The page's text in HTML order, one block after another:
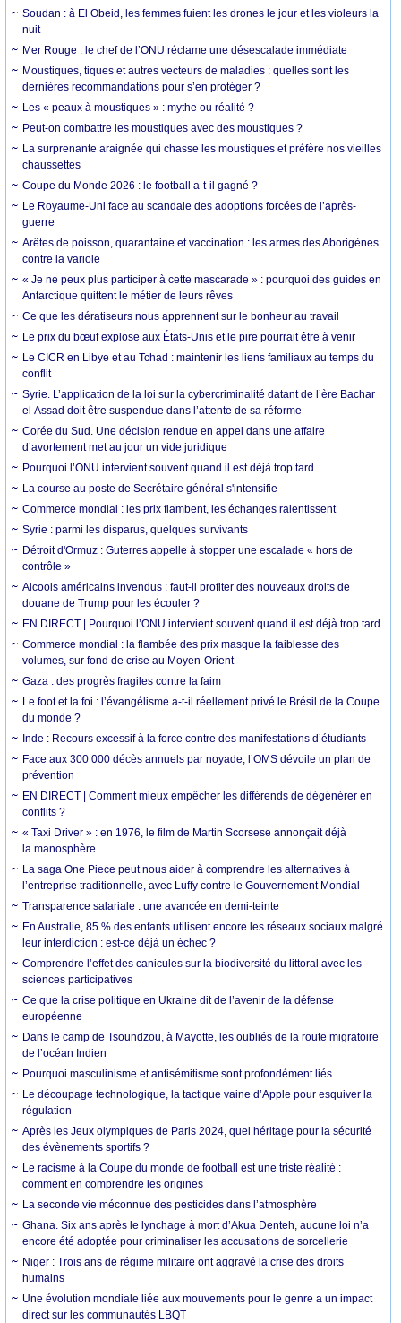
Soudan : à El Obeid, les femmes fuient les drones le jour et les violeurs la
nuit
Mer Rouge : le chef de l’ONU réclame une désescalade immédiate
Moustiques, tiques et autres vecteurs de maladies : quelles sont les
dernières recommandations pour s’en protéger ?
Les « peaux à moustiques » : mythe ou réalité ?
Peut-on combattre les moustiques avec des moustiques ?
La surprenante araignée qui chasse les moustiques et préfère nos vieilles
chaussettes
Coupe du Monde 2026 : le football a-t-il gagné ?
Le Royaume-Uni face au scandale des adoptions forcées de l’après-
guerre
Arêtes de poisson, quarantaine et vaccination : les armes des Aborigènes
contre la variole
« Je ne peux plus participer à cette mascarade » : pourquoi des guides en
Antarctique quittent le métier de leurs rêves
Ce que les dératiseurs nous apprennent sur le bonheur au travail
Le prix du bœuf explose aux États-Unis et le pire pourrait être à venir
Le CICR en Libye et au Tchad : maintenir les liens familiaux au temps du
conflit
Syrie. L’application de la loi sur la cybercriminalité datant de l’ère Bachar
el Assad doit être suspendue dans l’attente de sa réforme
Corée du Sud. Une décision rendue en appel dans une affaire
d’avortement met au jour un vide juridique
Pourquoi l’ONU intervient souvent quand il est déjà trop tard
La course au poste de Secrétaire général s'intensifie
Commerce mondial : les prix flambent, les échanges ralentissent
Syrie : parmi les disparus, quelques survivants
Détroit d'Ormuz : Guterres appelle à stopper une escalade « hors de
contrôle »
Alcools américains invendus : faut-il profiter des nouveaux droits de
douane de Trump pour les écouler ?
EN DIRECT | Pourquoi l’ONU intervient souvent quand il est déjà trop tard
Commerce mondial : la flambée des prix masque la faiblesse des
volumes, sur fond de crise au Moyen-Orient
Gaza : des progrès fragiles contre la faim
Le foot et la foi : l’évangélisme a-t-il réellement privé le Brésil de la Coupe
du monde ?
Inde : Recours excessif à la force contre des manifestations d’étudiants
Face aux 300 000 décès annuels par noyade, l’OMS dévoile un plan de
prévention
EN DIRECT | Comment mieux empêcher les différends de dégénérer en
conflits ?
« Taxi Driver » : en 1976, le film de Martin Scorsese annonçait déjà
la manosphère
La saga One Piece peut nous aider à comprendre les alternatives à
l’entreprise traditionnelle, avec Luffy contre le Gouvernement Mondial
Transparence salariale : une avancée en demi-teinte
En Australie, 85 % des enfants utilisent encore les réseaux sociaux malgré
leur interdiction : est-ce déjà un échec ?
Comprendre l’effet des canicules sur la biodiversité du littoral avec les
sciences participatives
Ce que la crise politique en Ukraine dit de l’avenir de la défense
européenne
Dans le camp de Tsoundzou, à Mayotte, les oubliés de la route migratoire
de l’océan Indien
Pourquoi masculinisme et antisémitisme sont profondément liés
Le découpage technologique, la tactique vaine d’Apple pour esquiver la
régulation
Après les Jeux olympiques de Paris 2024, quel héritage pour la sécurité
des évènements sportifs ?
Le racisme à la Coupe du monde de football est une triste réalité :
comment en comprendre les origines
La seconde vie méconnue des pesticides dans l’atmosphère
Ghana. Six ans après le lynchage à mort d’Akua Denteh, aucune loi n’a
encore été adoptée pour criminaliser les accusations de sorcellerie
Niger : Trois ans de régime militaire ont aggravé la crise des droits
humains
Une évolution mondiale liée aux mouvements pour le genre a un impact
direct sur les communautés LBQT